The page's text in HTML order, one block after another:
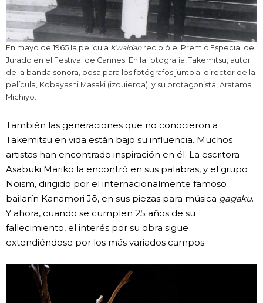
En mayo de 1965 la película Kwaidanrecibió el Premio Especial del
Jurado en el Festival de Cannes. En la fotografía, Takemitsu, autor
de la banda sonora, posa para los fotógrafos junto al director de la
película, Kobayashi Masaki (izquierda), y su protagonista, Aratama
Michiyo.
También las generaciones que no conocieron a
Takemitsu en vida están bajo su influencia. Muchos
artistas han encontrado inspiración en él. La escritora
Asabuki Mariko la encontró en sus palabras, y el grupo
Noism, dirigido por el internacionalmente famoso
bailarín Kanamori Jō, en sus piezas para música gagaku.
Y ahora, cuando se cumplen 25 años de su
fallecimiento, el interés por su obra sigue
extendiéndose por los más variados campos.